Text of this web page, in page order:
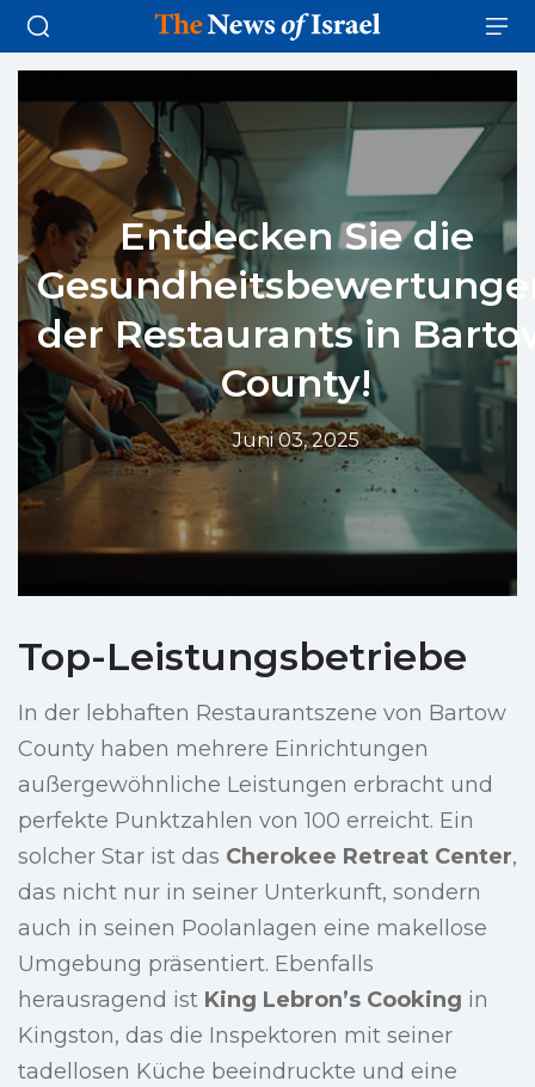
Entdecken Sie die
der Restaurants in
County!
Juni 03, 2025
Top-Leistungsbetriebe
In der lebhaften Restaurantszene von Bartow
County haben mehrere Einrichtungen
außergewöhnliche Leistungen erbracht und
perfekte Punktzahlen von 100 erreicht. Ein
solcher Star ist das Cherokee Retreat Center,
das nicht nur in seiner Unterkunft, sondern
auch in seinen Poolanlagen eine makellose
Umgebung präsentiert. Ebenfalls
herausragend ist King Lebron’s Cooking in
Kingston, das die Inspektoren mit seiner
tadellosen Küche beeindruckte und eine